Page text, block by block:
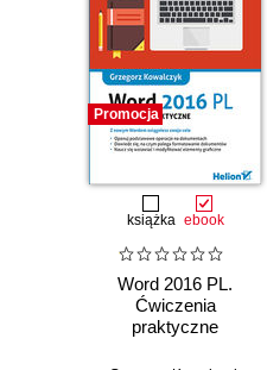
Promocja
książka ebook
Word 2016 PL.
Ćwiczenia
praktyczne